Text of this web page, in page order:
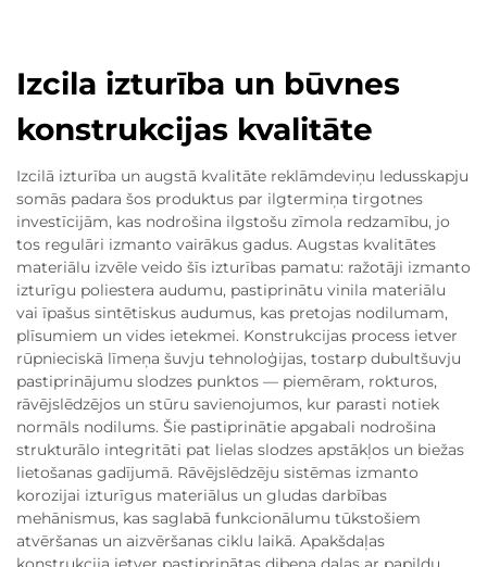
Izcila izturība un būvnes
konstrukcijas kvalitāte
Izcilā izturība un augstā kvalitāte reklāmdeviņu ledusskapju
somās padara šos produktus par ilgtermiņa tirgotnes
investīcijām, kas nodrošina ilgstošu zīmola redzamību, jo
tos regulāri izmanto vairākus gadus. Augstas kvalitātes
materiālu izvēle veido šīs izturības pamatu: ražotāji izmanto
izturīgu poliestera audumu, pastiprinātu vinila materiālu
vai īpašus sintētiskus audumus, kas pretojas nodilumam,
plīsumiem un vides ietekmei. Konstrukcijas process ietver
rūpnieciskā līmeņa šuvju tehnoloģijas, tostarp dubultšuvju
pastiprinājumu slodzes punktos — piemēram, rokturos,
rāvējslēdzējos un stūru savienojumos, kur parasti notiek
normāls nodilums. Šie pastiprinātie apgabali nodrošina
strukturālo integritāti pat lielas slodzes apstākļos un biežas
lietošanas gadījumā. Rāvējslēdzēju sistēmas izmanto
korozijai izturīgus materiālus un gludas darbības
mehānismus, kas saglabā funkcionālumu tūkstošiem
atvēršanas un aizvēršanas ciklu laikā. Apakšdaļas